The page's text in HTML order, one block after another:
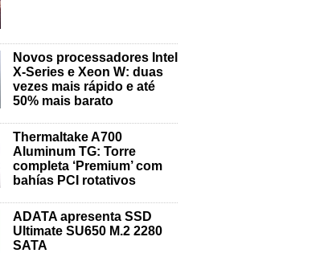
Novos processadores Intel
X-Series e Xeon W: duas
vezes mais rápido e até
50% mais barato
Thermaltake A700
Aluminum TG: Torre
completa ‘Premium’ com
bahías PCI rotativos
ADATA apresenta SSD
Ultimate SU650 M.2 2280
SATA